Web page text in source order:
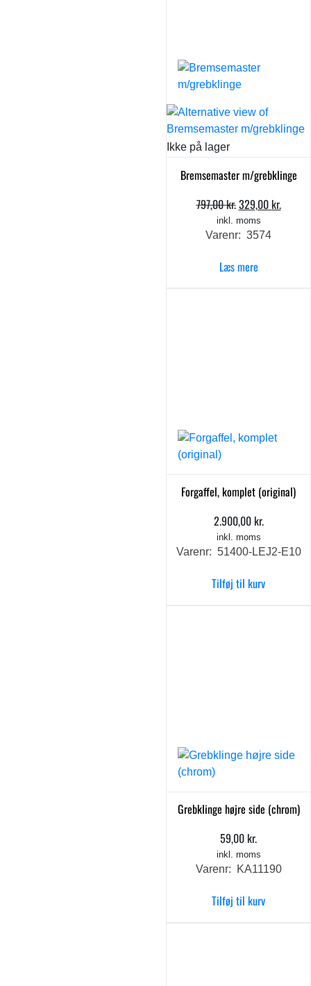
Ikke på lager
Bremsemaster m/grebklinge
797,00kr. Den
oprindelige
pris
797,00 kr..
329,00kr.
inkl. moms
Varenr: 3574
Læs mere
Forgaffel, komplet (original)
2.900,00kr.
inkl. moms
Varenr: 51400-LEJ2-E10
Tilføj til kurv
Grebklinge højre side (chrom)
59,00kr.
inkl. moms
Varenr: KA11190
Tilføj til kurv